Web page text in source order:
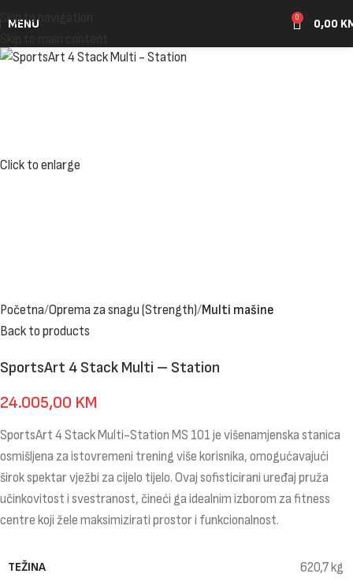
Skip to navigation
MENU 0 0,00
Click to enlarge
Početna Oprema za snagu (Strength) Multi mašine
Back to products
SportsArt 4 Stack Multi – Station
24.005,00 KM
SportsArt 4 Stack Multi-Station MS 101 je višenamjenska stanica
osmišljena za istovremeni trening više korisnika, omogućavajući
širok spektar vježbi za cijelo tijelo. Ovaj sofisticirani uređaj pruža
učinkovitost i svestranost, čineći ga idealnim izborom za fitness
centre koji žele maksimizirati prostor i funkcionalnost.
TEŽINA 620,7 kg